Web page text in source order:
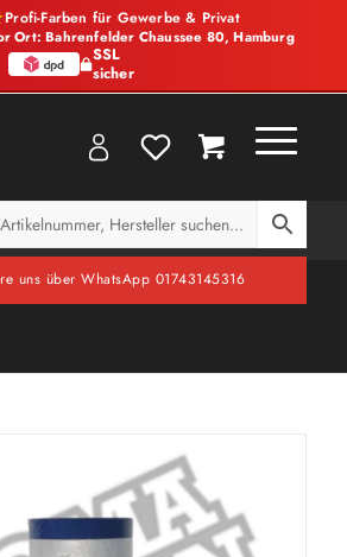
Profi-Farben für Gewerbe & Privat
Ort: Bahrenfelder Chaussee 80, Hamburg
SSL
sicher
uns über WhatsApp 01743145316